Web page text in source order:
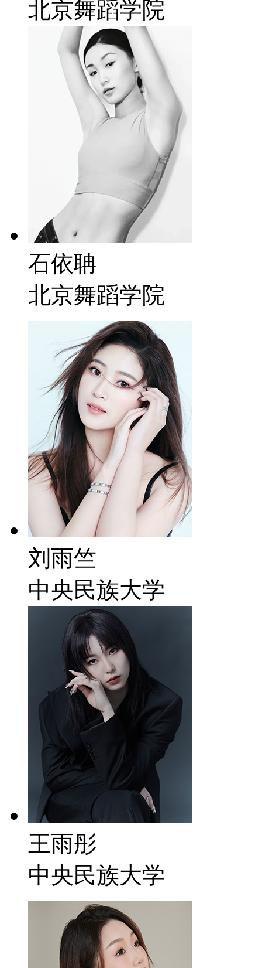
北京舞蹈学院
石依聃
北京舞蹈学院
刘雨竺
中央民族大学
王雨彤
中央民族大学